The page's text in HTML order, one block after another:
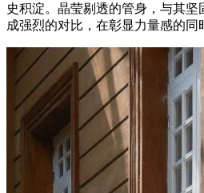
史积淀。晶莹剔透的管身，与其
成强烈的对比，在彰显力量感的同